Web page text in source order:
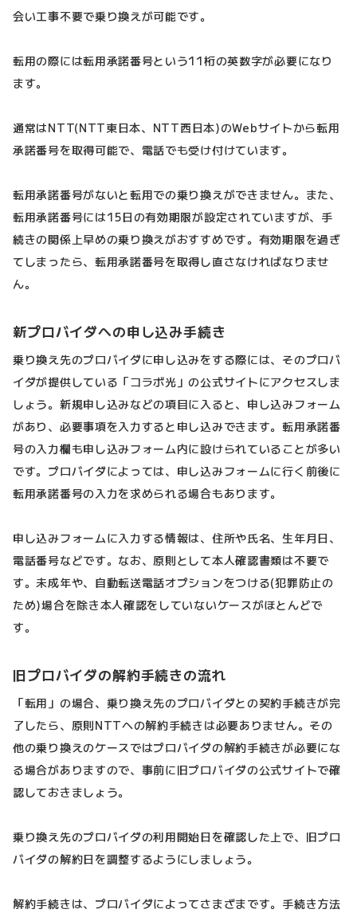
会い工事不要で乗り換えが可能です。
転用の際には転用承諾番号という11桁の英数字が必要になり
ます。
通常はNTT(NTT東日本、NTT西日本)のWebサイトから転用
承諾番号を取得可能で、電話でも受け付けています。
転用承諾番号がないと転用での乗り換えができません。また、
転用承諾番号には15日の有効期限が設定されていますが、手
続きの関係上早めの乗り換えがおすすめです。有効期限を過ぎ
てしまったら、転用承諾番号を取得し直さなければなりませ
ん。
新プロバイダへの申し込み手続き
乗り換え先のプロバイダに申し込みをする際には、そのプロバ
イダが提供している「コラボ光」の公式サイトにアクセスしま
しょう。新規申し込みなどの項目に入ると、申し込みフォーム
があり、必要事項を入力すると申し込みできます。転用承諾番
号の入力欄も申し込みフォーム内に設けられていることが多い
です。プロバイダによっては、申し込みフォームに行く前後に
転用承諾番号の入力を求められる場合もあります。
申し込みフォームに入力する情報は、住所や氏名、生年月日、
電話番号などです。なお、原則として本人確認書類は不要で
す。未成年や、自動転送電話オプションをつける(犯罪防止の
ため)場合を除き本人確認をしていないケースがほとんどで
す。
旧プロバイダの解約手続きの流れ
「転用」の場合、乗り換え先のプロバイダとの契約手続きが完
了したら、原則NTTへの解約手続きは必要ありません。その
他の乗り換えのケースではプロバイダの解約手続きが必要にな
る場合がありますので、事前に旧プロバイダの公式サイトで確
認しておきましょう。
乗り換え先のプロバイダの利用開始日を確認した上で、旧プロ
バイダの解約日を調整するようにしましょう。
解約手続きは、プロバイダによってさまざまです。手続き方法